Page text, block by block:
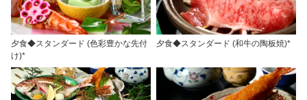
夕食◆スタンダード (色彩豊かな先付
け)*
夕食◆スタンダード (和牛の陶板焼)*